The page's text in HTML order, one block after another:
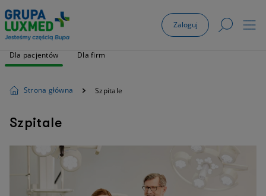
Zaloguj
Dla pacjentów Dla firm
Strona główna Szpitale
Szpitale